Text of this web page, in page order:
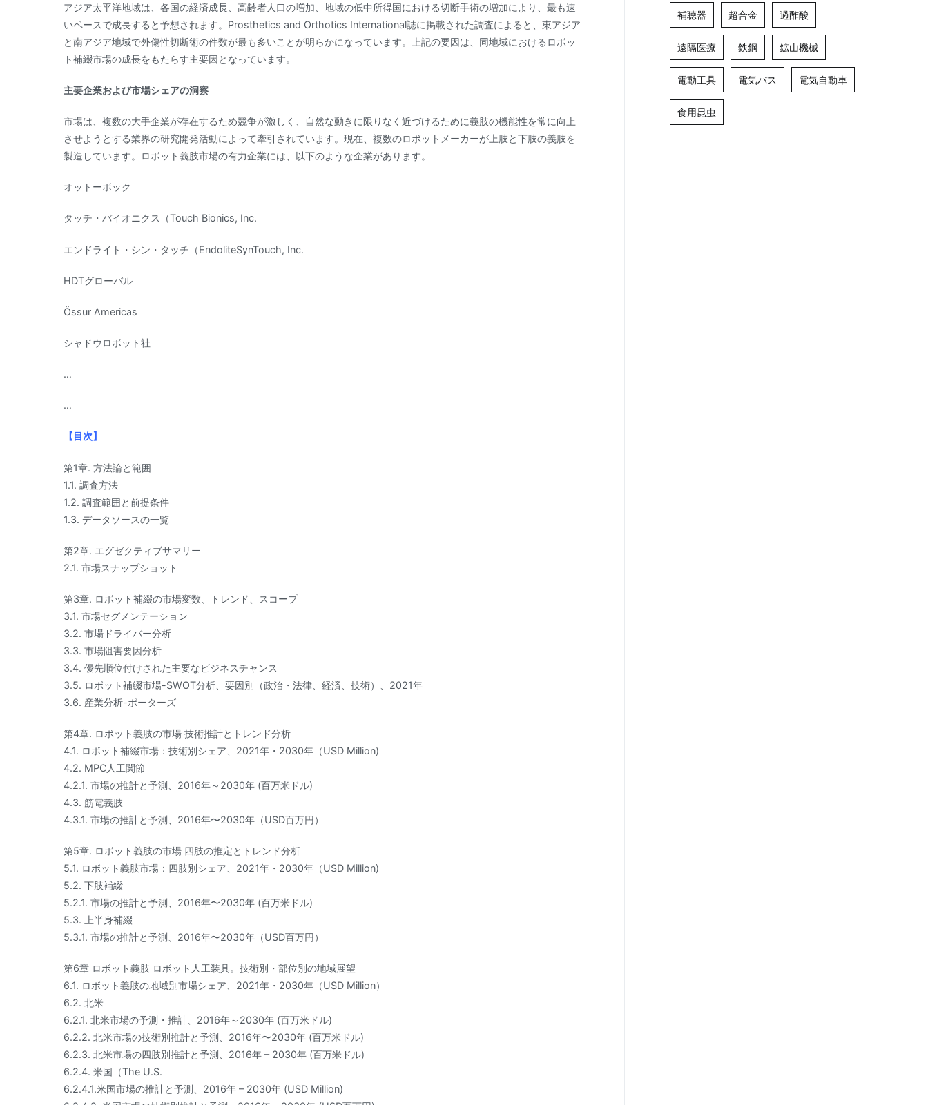
アジア太平洋地域は、各国の経済成長、高齢者人口の増加、地域の低中所得国における切断手術の増加により、最も速
いペースで成長すると予想されます。Prosthetics and Orthotics International誌に掲載された調査によると、東アジア
と南アジア地域で外傷性切断術の件数が最も多いことが明らかになっています。上記の要因は、同地域におけるロボッ
ト補綴市場の成長をもたらす主要因となっています。
主要企業および市場シェアの洞察
市場は、複数の大手企業が存在するため競争が激しく、自然な動きに限りなく近づけるために義肢の機能性を常に向上
させようとする業界の研究開発活動によって牽引されています。現在、複数のロボットメーカーが上肢と下肢の義肢を
製造しています。ロボット義肢市場の有力企業には、以下のような企業があります。
オットーボック
タッチ・バイオニクス（Touch Bionics, Inc.
エンドライト・シン・タッチ（EndoliteSynTouch, Inc.
HDTグローバル
Össur Americas
シャドウロボット社
…
…
【目次】
第1章. 方法論と範囲
1.1. 調査方法
1.2. 調査範囲と前提条件
1.3. データソースの一覧
第2章. エグゼクティブサマリー
2.1. 市場スナップショット
第3章. ロボット補綴の市場変数、トレンド、スコープ
3.1. 市場セグメンテーション
3.2. 市場ドライバー分析
3.3. 市場阻害要因分析
3.4. 優先順位付けされた主要なビジネスチャンス
3.5. ロボット補綴市場-SWOT分析、要因別（政治・法律、経済、技術）、2021年
3.6. 産業分析-ポーターズ
第4章. ロボット義肢の市場 技術推計とトレンド分析
4.1. ロボット補綴市場：技術別シェア、2021年・2030年（USD Million)
4.2. MPC人工関節
4.2.1. 市場の推計と予測、2016年～2030年 (百万米ドル)
4.3. 筋電義肢
4.3.1. 市場の推計と予測、2016年〜2030年（USD百万円）
第5章. ロボット義肢の市場 四肢の推定とトレンド分析
5.1. ロボット義肢市場：四肢別シェア、2021年・2030年（USD Million)
5.2. 下肢補綴
5.2.1. 市場の推計と予測、2016年〜2030年 (百万米ドル)
5.3. 上半身補綴
5.3.1. 市場の推計と予測、2016年〜2030年（USD百万円）
第6章 ロボット義肢 ロボット人工装具。技術別・部位別の地域展望
6.1. ロボット義肢の地域別市場シェア、2021年・2030年（USD Million）
6.2. 北米
6.2.1. 北米市場の予測・推計、2016年～2030年 (百万米ドル)
6.2.2. 北米市場の技術別推計と予測、2016年〜2030年 (百万米ドル)
6.2.3. 北米市場の四肢別推計と予測、2016年 – 2030年 (百万米ドル)
6.2.4. 米国（The U.S.
6.2.4.1.米国市場の推計と予測、2016年 – 2030年 (USD Million)
補聴器 超合金 過酢酸
遠隔医療 鉄鋼 鉱山機械
電動工具 電気バス 電気自動車
食用昆虫